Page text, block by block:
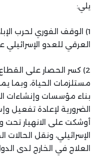
يلي:
1) الوقف الفوري لحرب
العرقي للعدو
2) كسر الحصار على
مستلزمات الحياة،
بناء مؤسسات وإنشاءات
الضرورية لإعادة تفعيل
أوشكت على الانهيار تحت
الإسرائيلي، ونقل
العلاج في الخارج لدى